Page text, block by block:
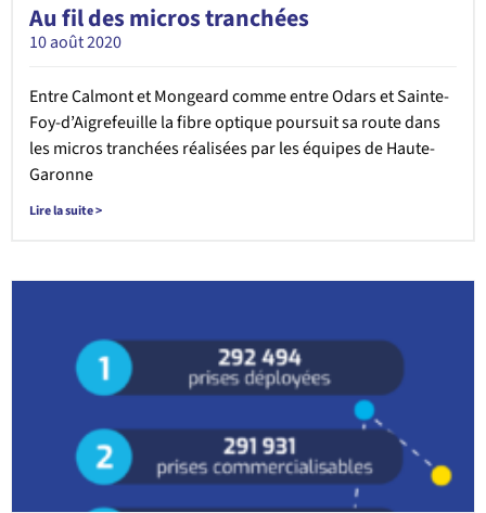
Au fil des micros tranchées
10 août 2020
Entre Calmont et Mongeard comme entre Odars et Sainte-
Foy-d’Aigrefeuille la fibre optique poursuit sa route dans
les micros tranchées réalisées par les équipes de Haute-
Garonne
Lire la suite >